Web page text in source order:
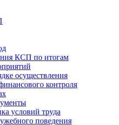
КСП по итогам
осуществления
контроля
условий труда
поведения